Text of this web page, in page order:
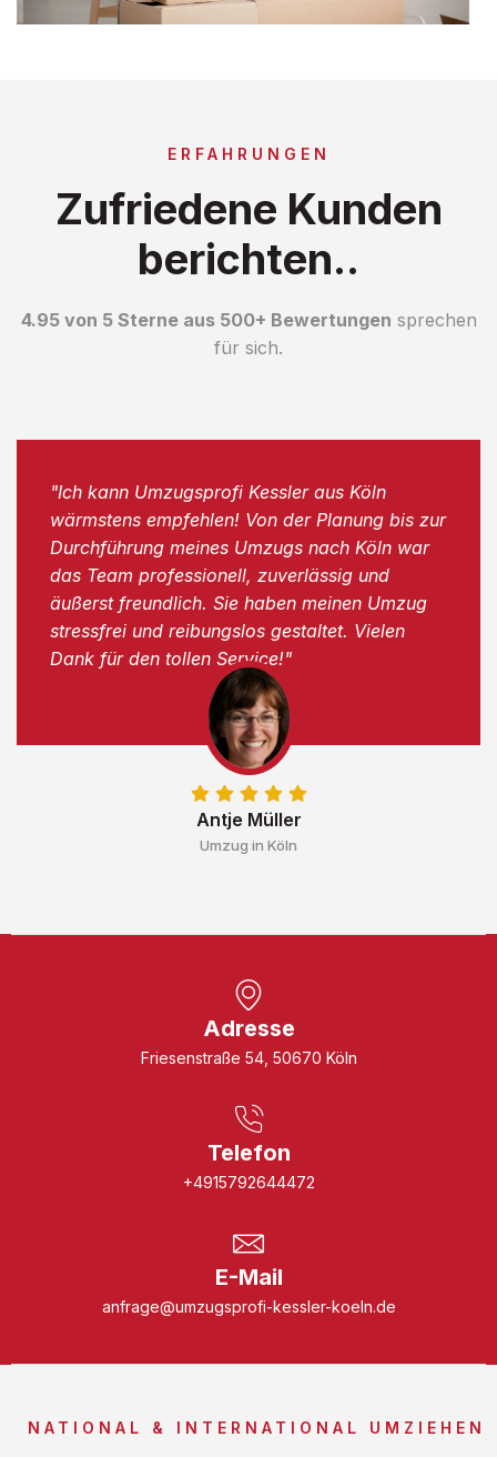
ERFAHRUNGEN
Zufriedene Kunden
berichten..
4.95 von 5 Sterne aus 500+ Bewertungen sprechen
für sich.
Antje Müller
Umzug in Köln
"Ich kann Umzugsprofi Kessler aus Köln
wärmstens empfehlen! Von der Planung bis zur
Durchführung meines Umzugs nach Köln war
das Team professionell, zuverlässig und
äußerst freundlich. Sie haben meinen Umzug
stressfrei und reibungslos gestaltet. Vielen
Dank für den tollen Service!"
Adresse
Friesenstraße 54, 50670 Köln
Telefon
+4915792644472
E-Mail
anfrage@umzugsprofi-kessler-koeln.de
NATIONAL & INTERNATIONAL UMZIEHEN